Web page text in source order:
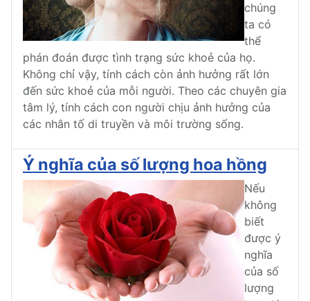
chúng
ta có
thể
phán đoán được tình trạng sức khoẻ của họ.
Không chỉ vậy, tính cách còn ảnh hưởng rất lớn
đến sức khoẻ của mỗi người. Theo các chuyên gia
tâm lý, tính cách con người chịu ảnh hưởng của
các nhân tố di truyền và môi trường sống.
Ý nghĩa của số lượng hoa hồng
Nếu
không
biết
được ý
nghĩa
của số
lượng